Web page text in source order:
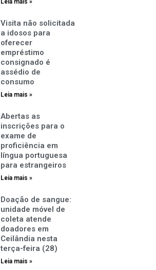
Leia mais »
Visita não solicitada
a idosos para
oferecer
empréstimo
consignado é
assédio de
consumo
Leia mais »
Abertas as
inscrições para o
exame de
proficiência em
língua portuguesa
para estrangeiros
Leia mais »
Doação de sangue:
unidade móvel de
coleta atende
doadores em
Ceilândia nesta
terça-feira (28)
Leia mais »